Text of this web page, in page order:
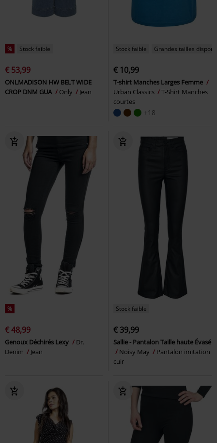
% Stock faible
€ 53,99
ONLMADISON HW BELT WIDE
CROP DNM GUA
Only Jean
Stock faible Grandes tailles
€ 10,99
T-shirt Manches Larges Femme
Urban Classics
T-Shirt Manches
courtes
+18
%
€ 48,99
Genoux Déchirés Lexy
Dr.
Denim
Jean
Stock faible
€ 39,99
Sallie - Pantalon Taille haute Évasé
Noisy May
Pantalon imitation
cuir